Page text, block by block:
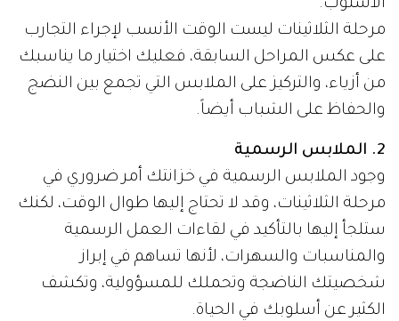
الأسلوب.
مرحلة الثلاثينات ليست الوقت الأنسب لإجراء التجارب
على عكس المراحل السابقة، فعليك اختيار ما يناسبك
من أزياء، والتركيز على الملابس التي تجمع بين النضج
والحفاظ على الشباب أيضاً.
2. الملابس الرسمية
وجود الملابس الرسمية في خزانتك أمر ضروري في
مرحلة الثلاثينات، وقد لا تحتاج إليها طوال الوقت، لكنك
ستلجأ إليها بالتأكيد في لقاءات العمل الرسمية
والمناسبات والسهرات، لأنها تساهم في إبراز
شخصيتك الناضجة وتحملك للمسؤولية، وتكشف
الكثير عن أسلوبك في الحياة.